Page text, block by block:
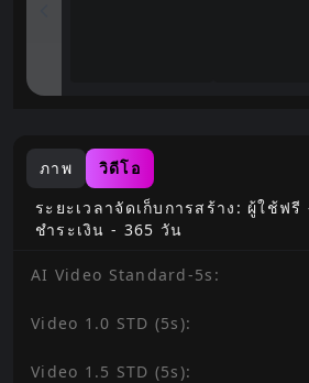
ภาพ
วิดีโอ
ระยะเวลาจัดเก็บการสร้าง: ผู้ใช้ฟ
ชำระเงิน - 365 วัน
AI Video Standard-5s :
Video 1.0 STD (5s):
Video 1.5 STD (5s):